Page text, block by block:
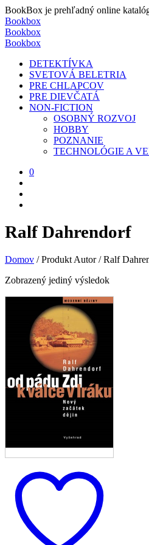
BookBox je prehľadný online
Bookbox
Bookbox
Bookbox
DETEKTÍVKA
SVETOVÁ BELETRIA
PRE CHLAPCOV
PRE DIEVČATÁ
NON-FICTION
OSOBNÝ ROZVOJ
HOBBY
POZNANIE
TECHNOLÓGIE A
0
Ralf Dahrendorf
Domov /Produkt Autor/Ralf
Zobrazený jediný výsledok